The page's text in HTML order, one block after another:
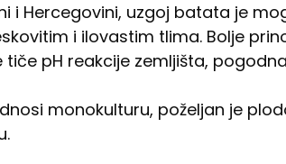
i Hercegovini, uzgoj batata je
i ilovastim tlima. Bolje
tiče pH reakcije zemljišta,
monokulturu, poželjan je